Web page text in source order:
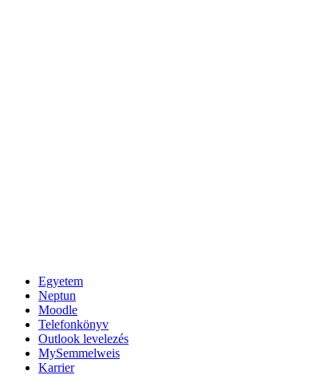
Egyetem
Neptun
Moodle
Telefonkönyv
Outlook levelezés
MySemmelweis
Karrier